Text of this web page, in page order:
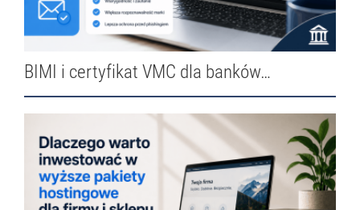
BIMI i certyfikat VMC dla banków…